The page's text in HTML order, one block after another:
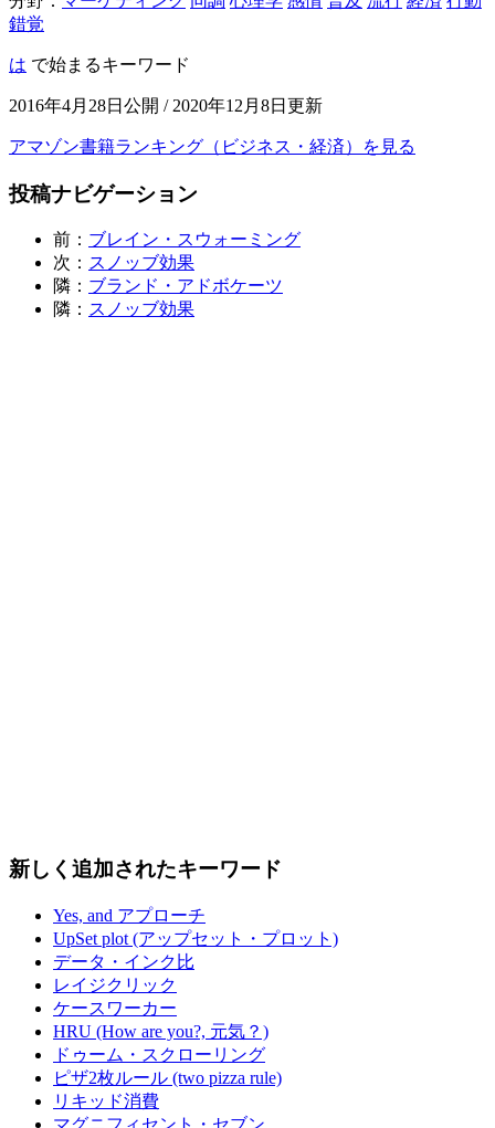
錯覚
は で始まるキーワード
2016年4月28日公開 / 2020年12月8日更新
アマゾン書籍ランキング（ビジネス・経済）を見る
投稿ナビゲーション
前： ブレイン・スウォーミング
次： スノッブ効果
隣： ブランド・アドボケーツ
隣： スノッブ効果
新しく追加されたキーワード
Yes, and アプローチ
UpSet plot (アップセット・プロット)
データ・インク比
レイジクリック
ケースワーカー
HRU (How are you?, 元気？)
ドゥーム・スクローリング
ピザ2枚ルール (two pizza rule)
リキッド消費
マグニフィセント・セブン